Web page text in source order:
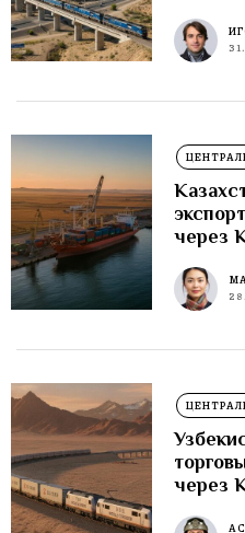
через
через